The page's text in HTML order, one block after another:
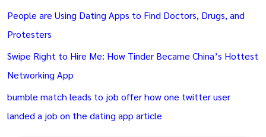
People are Using Dating Apps to Find Doctors, Drugs, and
Protesters
Swipe Right to Hire Me: How Tinder Became China’s Hottest
Networking App
bumble match leads to job offer how one twitter user
landed a job on the dating app article